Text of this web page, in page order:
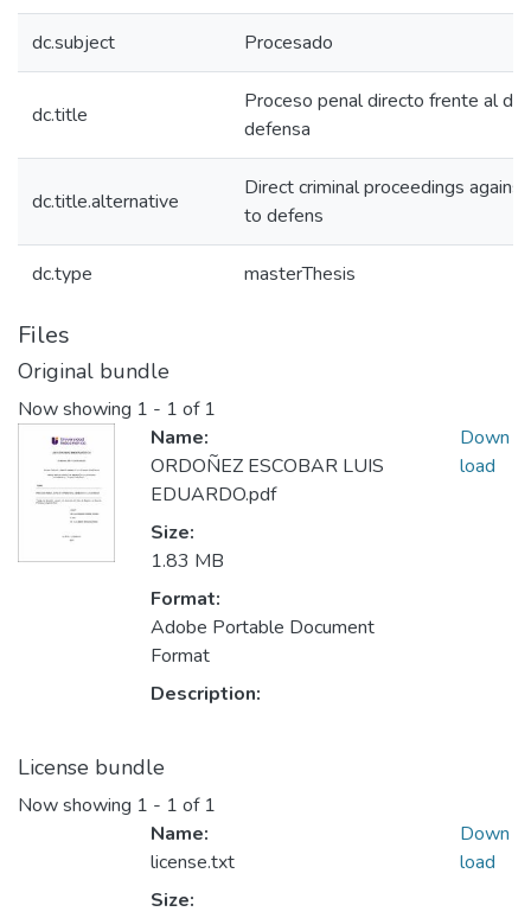
dc.subject Procesado
dc.title
Proceso penal directo frente al
defensa
dc.title.alternative
Direct criminal proceedings
to defens
dc.type masterThesis
Files
Original bundle
Now showing 1 - 1 of 1
Name:
ORDOÑEZ ESCOBAR LUIS
EDUARDO.pdf
Size:
1.83 MB
Format:
Adobe Portable Document
Format
Description:
Down
load
License bundle
Now showing 1 - 1 of 1
Name:
license.txt
Size:
Down
load